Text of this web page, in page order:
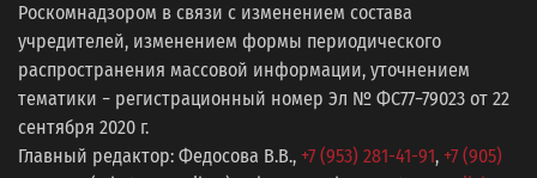
Роскомнадзором в связи с изменением состава
учредителей, изменением формы периодического
распространения массовой информации, уточнением
тематики − регистрационный номер Эл № ФС77−79023 от 22
сентября 2020 г.
Главный редактор: Федосова В.В., +7 (953) 281-41-91, +7 (905)